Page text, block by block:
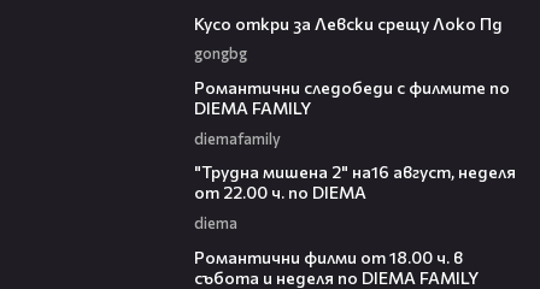
Кусо откри за Левски срещу Локо Пд
gongbg
Романтични следобеди с филмите по
DIEMA FAMILY
diemafamily
"Трудна мишена 2" на16 август, неделя
от 22.00 ч. по DIEMA
diema
Романтични филми от 18.00 ч. в
събота и неделя по DIEMA FAMILY